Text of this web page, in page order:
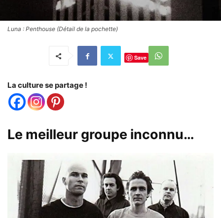
Luna : Penthouse (Détail de la pochette)
Save
La culture se partage !
Le meilleur groupe inconnu…